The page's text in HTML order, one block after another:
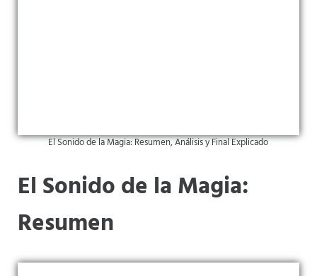
El Sonido de la Magia: Resumen, Análisis y Final Explicado
El Sonido de la Magia:
Resumen